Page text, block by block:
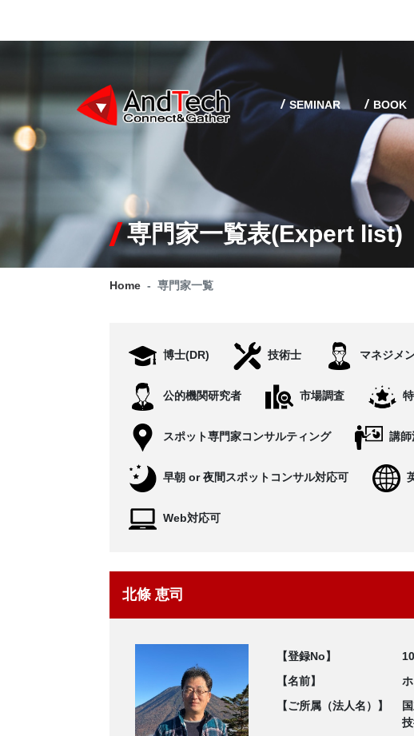
SEMINAR BOOK
専門家一覧表(Expert list)
Home 専門家一覧
博士(DR) 技術士 マネジメ
公的機関研究者 市場調査
スポット専門家コンサルティング 講師
早朝 or 夜間スポットコンサル対応可
Web対応可
北條 恵司
【登録No】
【名前】
【ご所属（法人名）】